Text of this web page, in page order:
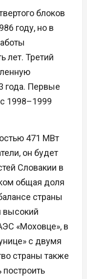
блоков
году, но в
лет. Третий
года. Первые
1998–1999
471 МВт
он будет
Словакии в
общая доля
страны
высокий
«Моховце», в
с двумя
страны также